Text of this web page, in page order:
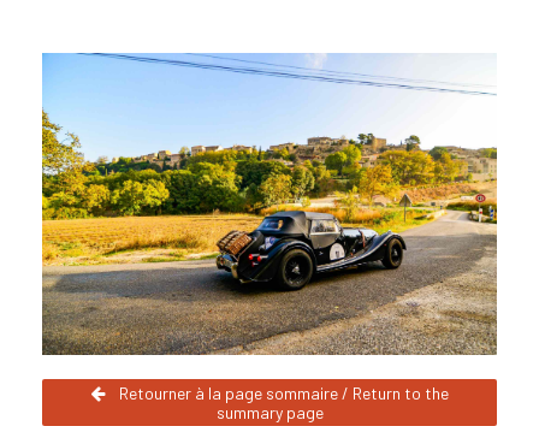
Retourner à la page sommaire / Return to the
summary page